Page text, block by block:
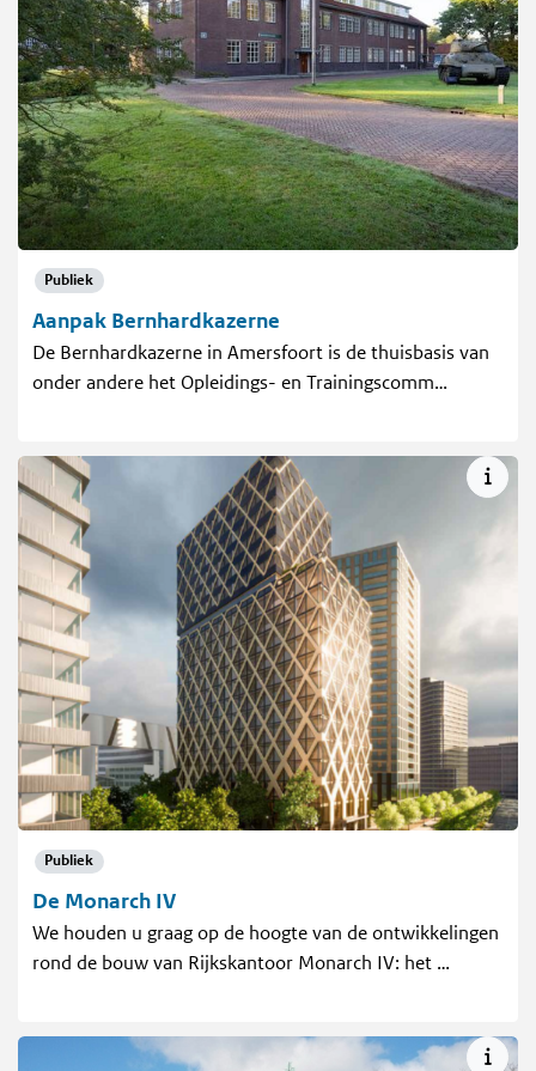
Aanpak Bernhardkazerne
Publiek
De Bernhardkazerne in Amersfoort is de thuisbasis van
onder andere het Opleidings- en Trainingscomm…
De Monarch IV
Publiek
We houden u graag op de hoogte van de ontwikkelingen
rond de bouw van Rijkskantoor Monarch IV: het …